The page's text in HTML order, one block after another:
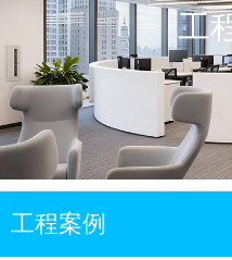
工
工程案例